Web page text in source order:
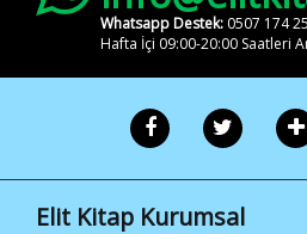
/ elitkitap
Whatsapp Destek: 0507 174
Hafta İçi 09:00-20:00 Saatleri
Elit Kitap Kurumsal